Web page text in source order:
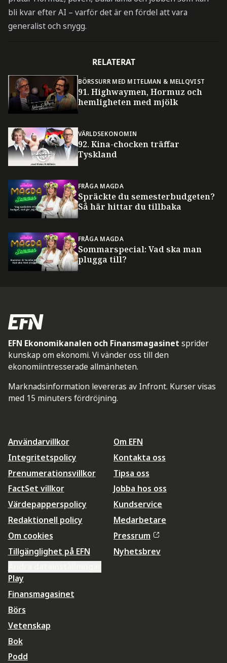
bli kvar efter AI – varför det är en fördel att vara
generalist och snygg.
RELATERAT
BÖRSSURR MED MITELMAN & MELLQVIST
91. Highwaymen, Hormuz och
hemligheten med mjölk
VÄRLDSEKONOMIN
92. Kina-chocken träffar
Tyskland
FRÅGA MAGDA
Spräckte du semesterbudgeten?
Så här hittar du tillbaka
FRÅGA MAGDA
Sommarspecial: Vad ska man
plugga till?
EFN Ekonomikanalen och Finansmagasinet sprider
kunskap om ekonomi. Vi vänder oss till den
ekonomiintresserade allmänheten.
Marknadsinformation levereras av Infront. Kurser visas
med 15 minuters fördröjning.
Användarvillkor
Integritetspolicy
Prenumerationsvillkor
FactSet villkor
Värdepapperspolicy
Redaktionell policy
Om cookies
Tillgänglighet på EFN
Om EFN
Kontakta oss
Tipsa oss
Jobba hos oss
Kundservice
Medarbetare
Pressrum
Nyhetsbrev
Play
Finansmagasinet
Börs
Vetenskap
Bok
Podd